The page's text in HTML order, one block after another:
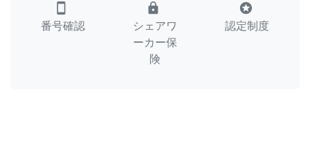
smartphone
番号確認
lock
シェアワ
ーカー保
険
stars
認定制度